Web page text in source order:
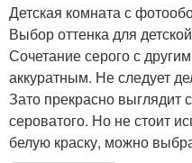
Детская комната с
Выбор оттенка для
Сочетание серого с
аккуратным. Не следует
Зато прекрасно выглядит
сероватого. Но не стоит
белую краску, можно